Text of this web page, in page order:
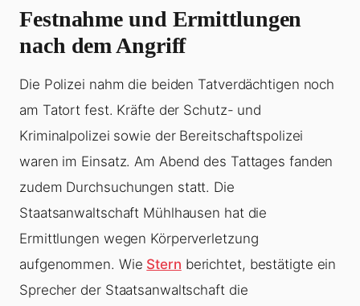
Festnahme und Ermittlungen
nach dem Angriff
Die Polizei nahm die beiden Tatverdächtigen noch
am Tatort fest. Kräfte der Schutz- und
Kriminalpolizei sowie der Bereitschaftspolizei
waren im Einsatz. Am Abend des Tattages fanden
zudem Durchsuchungen statt. Die
Staatsanwaltschaft Mühlhausen hat die
Ermittlungen wegen Körperverletzung
aufgenommen. Wie Stern berichtet, bestätigte ein
Sprecher der Staatsanwaltschaft die